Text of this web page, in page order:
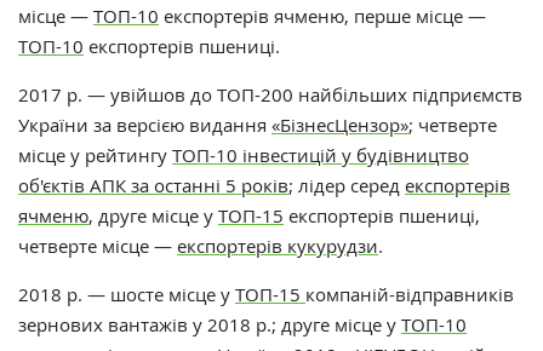
місце — ТОП-10 експортерів ячменю, перше місце —
ТОП-10 експортерів пшениці.
2017 р. — увійшов до ТОП-200 найбільших підприємств
України за версією видання «БізнесЦензор»; четверте
місце у рейтингу ТОП-10 інвестицій у будівництво
об'єктів АПК за останні 5 років; лідер серед експортерів
ячменю, друге місце у ТОП-15 експортерів пшениці,
четверте місце — експортерів кукурудзи.
2018 р. — шосте місце у ТОП-15 компаній-відправників
зернових вантажів у 2018 р.; друге місце у ТОП-10